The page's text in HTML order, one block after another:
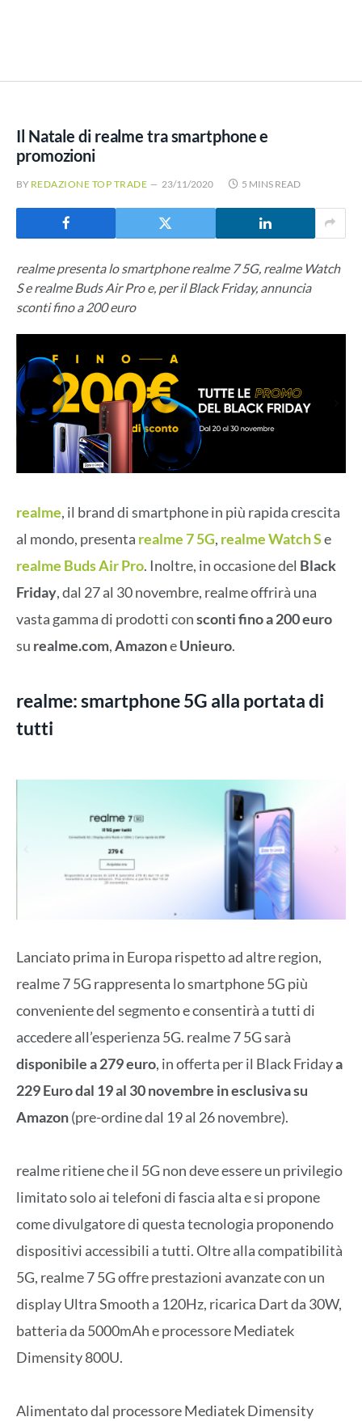
Il Natale di realme tra smartphone e
promozioni
BY REDAZIONE TOP TRADE 23/11/2020 5 MINS READ
realme presenta lo smartphone realme 7 5G, realme Watch
S e realme Buds Air Pro e, per il Black Friday, annuncia
sconti fino a 200 euro
realme, il brand di smartphone in più rapida crescita
al mondo, presenta realme 7 5G, realme Watch Se
realme Buds Air Pro. Inoltre, in occasione del Black
Friday, dal 27 al 30 novembre, realme offrirà una
vasta gamma di prodotti consconti fino a 200 euro
su realme.com,AmazoneUnieuro.
realme: smartphone 5G alla portata di
tutti
Lanciato prima in Europa rispetto ad altre region,
realme 7 5G rappresenta lo smartphone 5G più
conveniente del segmento e consentirà a tutti di
accedere all’esperienza 5G. realme 7 5G sarà
disponibile a 279 euro, in offerta per il Black Fridaya
229 Euro dal 19 al 30 novembre in esclusiva su
Amazon(pre-ordine dal 19 al 26 novembre).
realme ritiene che il 5G non deve essere un privilegio
limitato solo ai telefoni di fascia alta e si propone
come divulgatore di questa tecnologia proponendo
dispositivi accessibili a tutti. Oltre alla compatibilità
5G, realme 7 5G offre prestazioni avanzate con un
display Ultra Smooth a 120Hz, ricarica Dart da 30W,
batteria da 5000mAh e processore Mediatek
Dimensity 800U.
Alimentato dal processore Mediatek Dimensity